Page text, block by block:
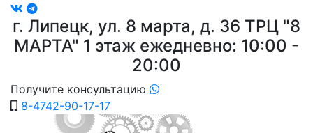
г. Липецк, ул. 8 марта, д. 36 ТРЦ "8
МАРТА" 1 этаж ежедневно: 10:00 -
20:00
Получите консультацию
8-4742-90-17-17